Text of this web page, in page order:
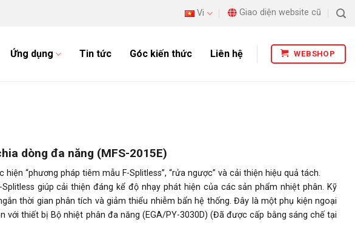
Vi Giao diện website cũ
Ứng dụng Tin tức Góc kiến thức Liên hệ WEBSHOP
dòng đa năng (MFS-2015E)
“phương pháp tiêm mẫu F-Splitless”, “rửa ngược” và cải thiện hiệu quả tách.
giúp cải thiện đáng kể độ nhạy phát hiện của các sản phẩm nhiệt phân. Kỹ
thời gian phân tích và giảm thiểu nhiễm bẩn hệ thống. Đây là một phụ kiện ngoại
với thiết bị Bộ nhiệt phân đa năng (EGA/PY-3030D) (Đã được cấp bằng sáng chế tại